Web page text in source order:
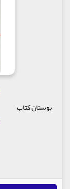
بوستان کتاب